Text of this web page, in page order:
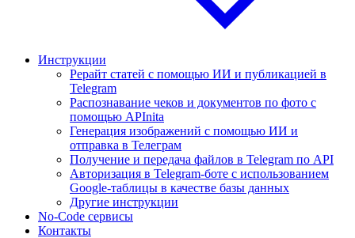
Инструкции
Рерайт статей с помощью ИИ и публикацией в
Telegram
Распознавание чеков и документов по фото с
помощью APInita
Генерация изображений с помощью ИИ и
отправка в Телеграм
Получение и передача файлов в Telegram по API
Авторизация в Telegram-боте с использованием
Google-таблицы в качестве базы данных
Другие инструкции
No-Code сервисы
Контакты